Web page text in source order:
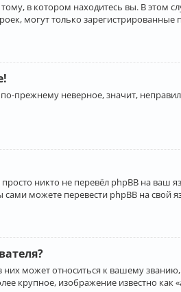
в котором находитесь вы. В этом
могут только
прежнему неверное, значит,
никто не перевёл phpBB на ваш
сами можете перевести phpBB на
может относиться к вашему
крупное, изображение известно как